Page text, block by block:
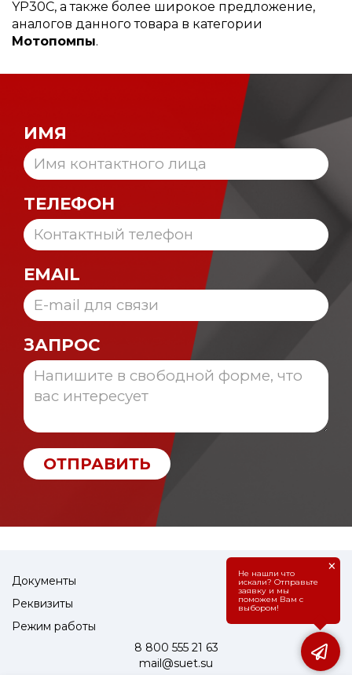
YP30C, а также более широкое предложение,
аналогов данного товара в категории
Мотопомпы.
ИМЯ
ТЕЛЕФОН
EMAIL
ЗАПРОС
ОТПРАВИТЬ
Документы
Реквизиты
Режим работы
8 800 555 21 63
mail@suet.su
Не нашли что
искали? Отправьте
заявку и мы
поможем Вам с
выбором!
×